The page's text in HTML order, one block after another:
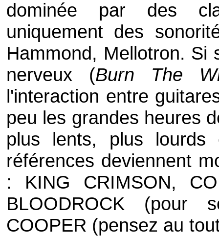
dominée par des
uniquement des
Hammond, Mellotron. Si
nerveux (Burn The
l'interaction entre
peu les grandes heures
plus lents, plus lourds
références deviennent
: KING CRIMSON,
BLOODROCK (pour
COOPER (pensez au